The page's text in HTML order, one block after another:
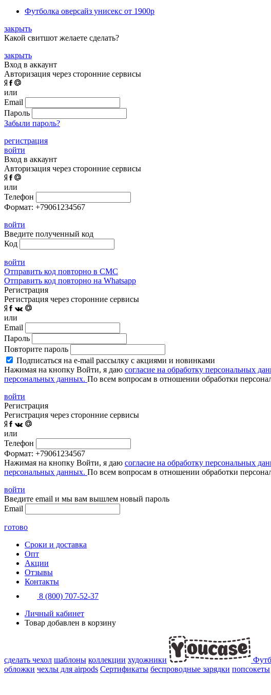
Футболка оверсайз унисекс от 1900р
закрыть
Какой свитшот желаете сделать?
закрыть
Вход в аккаунт
Авторизация через сторонние сервисы
или
Email
Пароль
Забыли пароль?
регистрация
войти
Вход в аккаунт
Авторизация через сторонние сервисы
или
Телефон
Формат: +79061234567
войти
Введите полученный код
Код
войти
Отправить код повторно в СМС
Отправить код повторно на Whatsapp
Регистрация
Регистрация через сторонние сервисы
или
Email
Пароль
Повторите пароль
Подписаться на e-mail рассылку с акциями и новинками
Нажимая на кнопку Войти, я даю согласие на обработку персональных
персональных данных. По всем вопросам в отношении обработки
войти
Регистрация
Регистрация через сторонние сервисы
или
Телефон
Формат: +79061234567
Нажимая на кнопку Войти, я даю согласие на обработку персональных
персональных данных. По всем вопросам в отношении обработки
войти
Введите email и мы вам вышлем новый пароль
Email
готово
Сроки и доставка
Опт
Акции
Отзывы
Контакты
8 (800) 707-52-37
Личный кабинет
Товар добавлен в корзину
сделать чехол шаблоны коллекции художники
обложки чехлы для airpods Сертификаты беспроводные зарядки попсокеты